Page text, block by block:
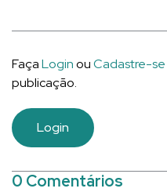
FaçaLoginouCadastre-se
publicação.
Login
0 Comentários